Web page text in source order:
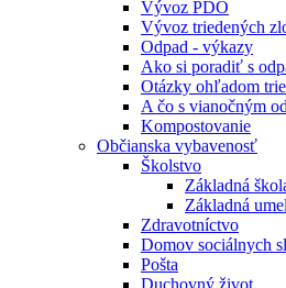
Vývoz PDO
Vývoz triedených
Odpad - výkazy
Ako si poradiť s
Otázky ohľadom
A čo s vianočným
Kompostovanie
Občianska vybavenosť
Školstvo
Základná
Základná
Zdravotníctvo
Domov sociálnych
Pošta
Duchovný život